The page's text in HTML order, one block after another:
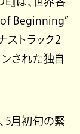
of Beginning”
ストラック2
ンされた独自
5月初旬の緊